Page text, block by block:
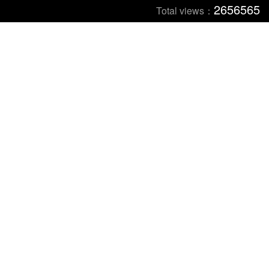
Total views： 2656565